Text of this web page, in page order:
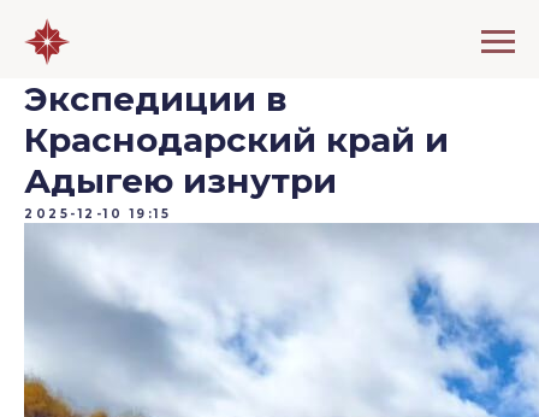
Экспедиции в
Краснодарский край и
Адыгею изнутри
2025-12-10 19:15